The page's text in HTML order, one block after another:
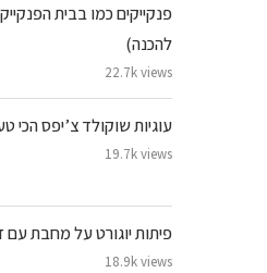
פנקייקים כמו בבית
להכנה)
22.7k views
עוגיות שוקולד צ’יפס הכי
19.7k views
פיתות יוגורט על מחבת
18.9k views